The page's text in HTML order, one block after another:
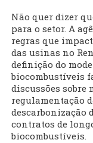
Não quer dizer
para o setor. A
regras que
das usinas no
definição do
biocombustíveis
discussões sobre
regulamentação
descarbonização
contratos de
biocombustíveis.